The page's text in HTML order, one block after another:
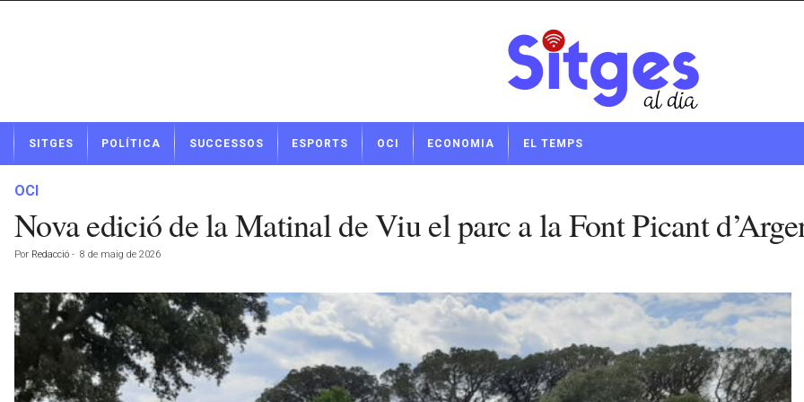
t
SITGES POLÍTICA SUCCESSOS ESPORTS OCI ECONOMIA EL TEMPS
OCI
Nova edició de la Matinal de Viu el parc a la Font Picant
Por Redacció - 8 de maig de 2026